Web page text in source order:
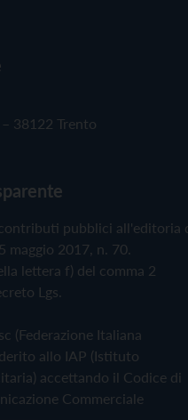
38122 Trento
pubblici all'editoria
maggio 2017, n. 70.
lettera f) del comma 2
Lgs.
(Federazione Italiana
allo IAP (Istituto
accettando il Codice di
Commerciale